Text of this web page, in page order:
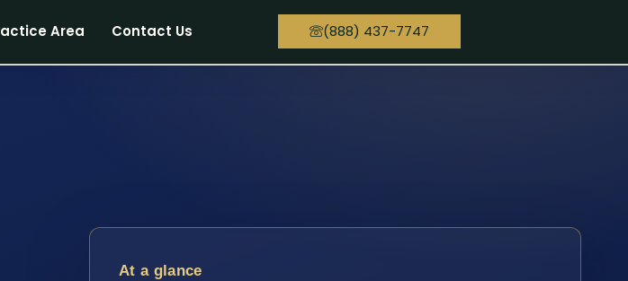
Area Contact Us (888) 437-7747
At a glance